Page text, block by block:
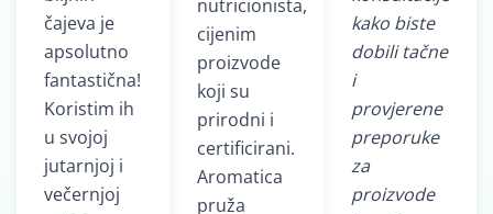
kako biste
dobili tačne
i
provjerene
preporuke
za
proizvode
nutricionista,
cijenim
proizvode
koji su
prirodni i
certificirani.
Aromatica
pruža
čajeva je
apsolutno
fantastična!
Koristim ih
u svojoj
jutarnjoj i
večernjoj